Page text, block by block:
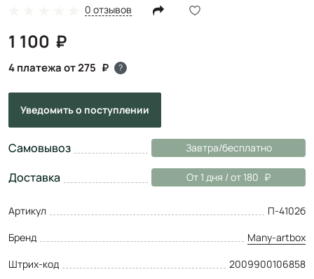
0 отзывов
1 100
4 платежа от 275 ?
Уведомитьо поступлении
Самовывоз Завтра/бесплатно
Доставка От 1 дня / от 180
Артикул
П-4102б
Бренд
Many-artbox
Штрих-код
2009900106858